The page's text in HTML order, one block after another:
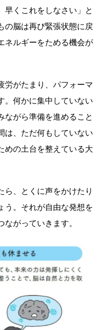
早くこれをしなさい」と
の脳は再び緊張状態に戻
ネルギーをためる機会が
労がたまり、パフォーマ
。何かに集中していない
ながら準備を進めること
は、ただ何もしていない
めの土台を整えている大
ら、とくに声をかけたり
う。それが自由な発想を
がっていきます。